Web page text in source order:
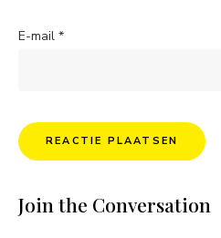
E-mail *
Join the Conversation